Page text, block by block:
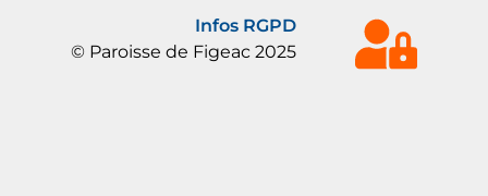
Infos RGPD
© Paroisse de Figeac 2025